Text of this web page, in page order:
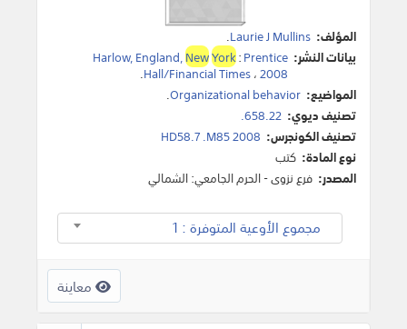
المؤلف: Laurie J Mullins
.
بيانات النشر:
Harlow, England,NewYork:Prentice
Hall/Financial Times،2008
.
المواضيع: Organizational behavior
.
تصنيف ديوي: 658.22.
تصنيف الكونجرس: HD58.7 .M85 2008
نوع المادة: كتب
المصدر: فرع نزوى - الحرم الجامعي: الشمالي
مجموع الأوعية المتوفرة : 1
معاينة